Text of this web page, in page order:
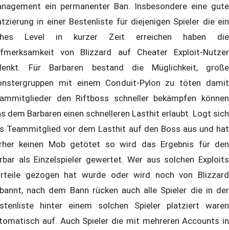
ein permanenter Ban. Insbesondere eine gute
in einer Bestenliste für diejenigen Spieler die ein
Level in kurzer Zeit erreichen haben die
von Blizzard auf Cheater Exploit-Nutzer
Für Barbaren bestand die Müglichkeit, große
mit einem Conduit-Pylon zu töten damit
den Riftboss schneller bekämpfen können
dem Barbaren einen schnelleren Lasthit erlaubt. Logt sich
Teammitglied vor dem Lasthit auf den Boss aus und hat
keinen Mob getötet so wird das Ergebnis für den
als Einzelspieler gewertet. Wer aus solchen Exploits
gezogen hat wurde oder wird noch von Blizzard
nach dem Bann rücken auch alle Spieler die in der
hinter einem solchen Spieler platziert waren
auf. Auch Spieler die mit mehreren Accounts in